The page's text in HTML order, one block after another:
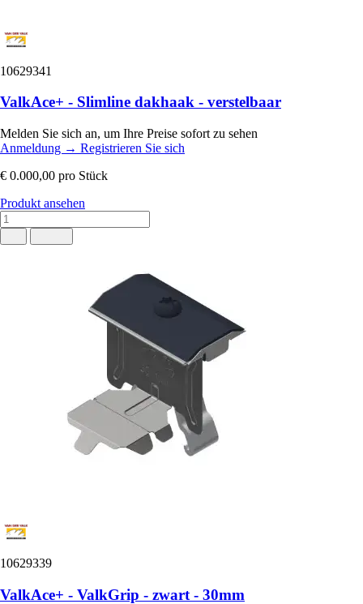
10629341
ValkAce+ - Slimline dakhaak - verstelbaar
Melden Sie sich an, um Ihre Preise sofort zu sehen
Anmeldung → Registrieren Sie sich
€ 0.000,00 pro Stück
Produkt ansehen
10629339
ValkAce+ - ValkGrip - zwart - 30mm